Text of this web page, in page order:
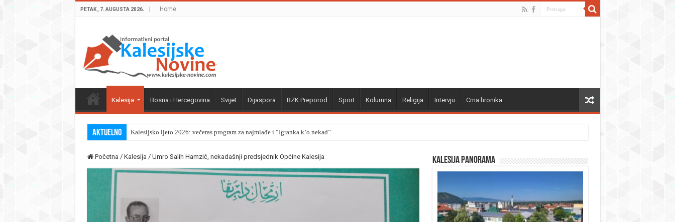
PETAK , 7. AUGUSTA 2026. Home
Kalesija Bosna i Hercegovina Svijet Dijaspora BZK Preporod Sport Kolumna Religija Intervju Crna hronika
Aktuelno Kalesijsko ljeto 2026: večeras program za najmlađe i “Igranka k’o nekad”
Početna / Kalesija / Umro Salih Hamzić, nekadašnji predsjednik Općine Kalesija Kalesija panorama